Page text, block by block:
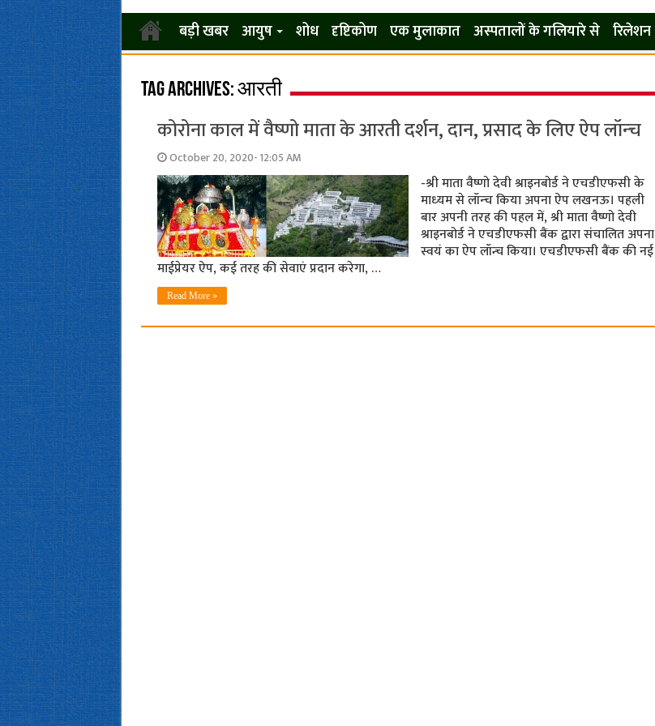
बड़ी खबर आयुष शोध दृष्टिकोण एक मुलाकात अस्पतालों के गलियारे से रिलेशन
Tag Archives:आरती
कोरोना काल में वैष्‍णो माता के आरती दर्शन, दान, प्रसाद के लिए ऐप लॉन्‍च
October 20, 2020- 12:05 AM
-श्री माता वैष्णो देवी श्राइनबोर्ड ने एचडीएफसी के
माध्‍यम से लॉन्‍च किया अपना ऐप लखनऊ। पहली
बार अपनी तरह की पहल में, श्री माता वैष्णो देवी
श्राइनबोर्ड ने एचडीएफसी बैंक द्वारा संचालित अपना
स्वयं का ऐप लॉन्च किया। एचडीएफसी बैंक की नई
माईप्रेयर ऐप, कई तरह की सेवाएं प्रदान करेगा, …
Read More »